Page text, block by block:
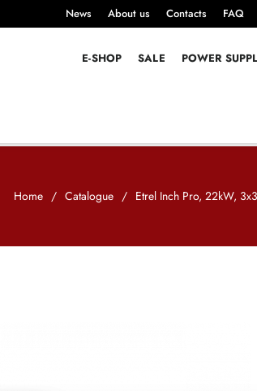
News About us Contacts FAQ
E-SHOP SALE POWER
Home / Catalogue / Etrel Inch Pro, 22kW,